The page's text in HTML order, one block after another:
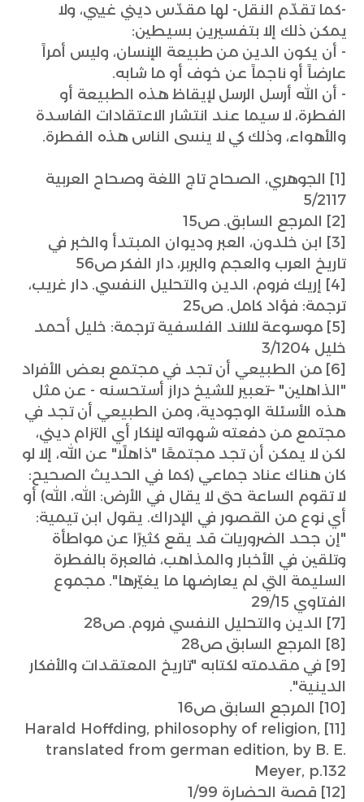
-كما تقدّم النقل- لها مقدّس ديني غيبي، ولا
يمكن ذلك إلا بتفسيرين بسيطين:
- أن يكون الدين من طبيعة الإنسان، وليس أمراً
عارضاً أو ناجماً عن خوف أو ما شابه.
- أن الله أرسل الرسل لإيقاظ هذه الطبيعة أو
الفطرة، لا سيما عند انتشار الاعتقادات الفاسدة
والأهواء، وذلك كي لا ينسى الناس هذه الفطرة.
[1] الجوهري، الصحاح تاج اللغة وصحاح العربية
5/2117
[2] المرجع السابق. ص15
[3] ابن خلدون، العبر وديوان المبتدأ والخبر في
تاريخ العرب والعجم والبربر، دار الفكر ص56
[4] إريك فروم، الدين والتحليل النفسي. دار غريب،
ترجمة: فؤاد كامل. ص25
[5] موسوعة لالاند الفلسفية ترجمة: خليل أحمد
خليل 3/1204
[6] من الطبيعي أن تجد في مجتمع بعض الأفراد
"الذاهلين" –تعبير للشيخ دراز أستحسنه - عن مثل
هذه الأسئلة الوجودية، ومن الطبيعي أن تجد في
مجتمع من دفعته شهواته لإنكار أي التزام ديني،
لكن لا يمكن أن تجد مجتمعًا "ذاهلًا" عن الله، إلا لو
كان هناك عناد جماعي (كما في الحديث الصحيح:
لا تقوم الساعة حتى لا يقال في الأرض: الله، الله) أو
أي نوع من القصور في الإدراك. يقول ابن تيمية:
"إن جحد الضروريات قد يقع كثيرًا عن مواطأة
وتلقين في الأخبار والمذاهب، فالعبرة بالفطرة
السليمة التي لم يعارضها ما يغيّرها". مجموع
الفتاوي 29/15
[7] الدين والتحليل النفسي فروم. ص28
[8] المرجع السابق ص28
[9] في مقدمته لكتابه "تاريخ المعتقدات والأفكار
الدينية".
[10] المرجع السابق ص16
[11] Harald Hoffding, philosophy of religion,
translated from german edition, by B. E.
Meyer, p.132
[12] قصة الحضارة 1/99